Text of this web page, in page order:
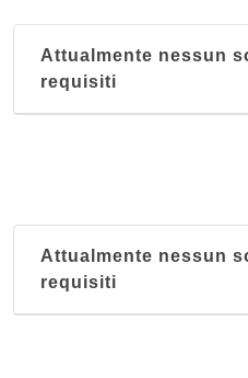
Attualmente nessun
requisiti
Attualmente nessun
requisiti